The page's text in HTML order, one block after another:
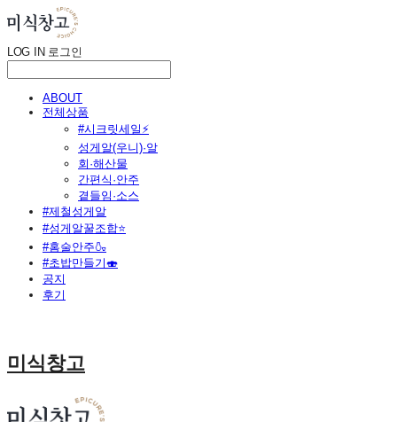
LOG IN 로그인
ABOUT
전체상품
#시크릿세일⚡
성게알(우니)·알
회·해산물
간편식·안주
곁들임·소스
#제철성게알
#성게알꿀조합⭐
#홈술안주🍶
#초밥만들기🍣
공지
후기
미식창고